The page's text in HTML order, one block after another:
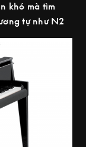
khó mà tìm
tự như N2